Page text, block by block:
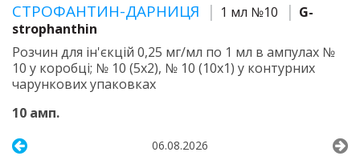
СТРОФАНТИН-ДАРНИЦЯ 1 мл №10
G-
strophanthin
Розчин для ін'єкцій 0,25 мг/мл по 1 мл в ампулах №
10 у коробці; № 10 (5х2), № 10 (10х1) у контурних
чарункових упаковках
10 амп.
06.08.2026